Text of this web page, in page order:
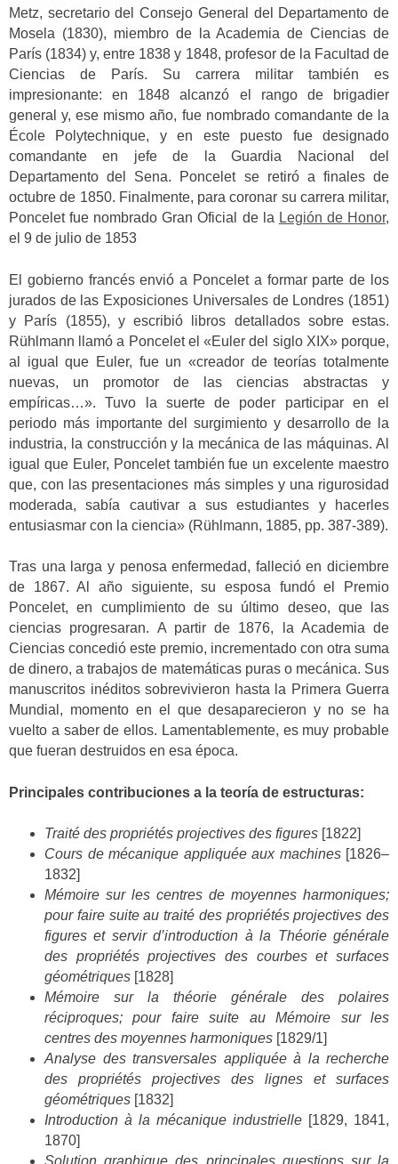
Metz, secretario del Consejo General del Departamento de
Mosela (1830), miembro de la Academia de Ciencias de
París (1834) y, entre 1838 y 1848, profesor de la Facultad de
Ciencias de París. Su carrera militar también es
impresionante: en 1848 alcanzó el rango de brigadier
general y, ese mismo año, fue nombrado comandante de la
École Polytechnique, y en este puesto fue designado
comandante en jefe de la Guardia Nacional del
Departamento del Sena. Poncelet se retiró a finales de
octubre de 1850. Finalmente, para coronar su carrera militar,
Poncelet fue nombrado Gran Oficial de la Legión de Honor,
el 9 de julio de 1853
El gobierno francés envió a Poncelet a formar parte de los
jurados de las Exposiciones Universales de Londres (1851)
y París (1855), y escribió libros detallados sobre estas.
Rühlmann llamó a Poncelet el «Euler del siglo XIX» porque,
al igual que Euler, fue un «creador de teorías totalmente
nuevas, un promotor de las ciencias abstractas y
empíricas…». Tuvo la suerte de poder participar en el
periodo más importante del surgimiento y desarrollo de la
industria, la construcción y la mecánica de las máquinas. Al
igual que Euler, Poncelet también fue un excelente maestro
que, con las presentaciones más simples y una rigurosidad
moderada, sabía cautivar a sus estudiantes y hacerles
entusiasmar con la ciencia» (Rühlmann, 1885, pp. 387-389).
Tras una larga y penosa enfermedad, falleció en diciembre
de 1867. Al año siguiente, su esposa fundó el Premio
Poncelet, en cumplimiento de su último deseo, que las
ciencias progresaran. A partir de 1876, la Academia de
Ciencias concedió este premio, incrementado con otra suma
de dinero, a trabajos de matemáticas puras o mecánica. Sus
manuscritos inéditos sobrevivieron hasta la Primera Guerra
Mundial, momento en el que desaparecieron y no se ha
vuelto a saber de ellos. Lamentablemente, es muy probable
que fueran destruidos en esa época.
Principales contribuciones a la teoría de estructuras:
Traité des propriétés projectives des figures [1822]
Cours de mécanique appliquée aux machines[1826–
1832]
Mémoire sur les centres de moyennes harmoniques;
pour faire suite au traité des propriétés projectives des
figures et servir d’introduction à la Théorie générale
des propriétés projectives des courbes et surfaces
géométriques [1828]
Mémoire sur la théorie générale des polaires
réciproques; pour faire suite au Mémoire sur les
centres des moyennes harmoniques [1829/1]
Analyse des transversales appliquée à la recherche
des propriétés projectives des lignes et surfaces
géométriques [1832]
Introduction à la mécanique industrielle [1829, 1841,
1870]
Solution graphique des principales questions sur la